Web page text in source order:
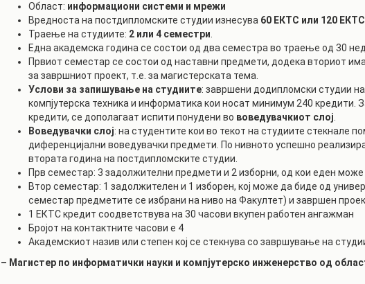
ЛАБОРАТОРИИ
ИЗВЕШТАИ ЗА
ФАКУЛТЕТОТ
ПАРТНЕРСТВА
ФИНКИ LIVE
ЦЕНТРИ
АЛУМНИ
ЧАСОВИ
КАЛЕНДАР
ОДБРАНИ
РЕШЕНИЈА
ДИПЛОМСКИ/
МАГИСТЕРСКИ
Област: информациони системи и мрежи
Вредноста на постдипломските студии изнесува 60 ЕКТС или 120
Траење на студиите: 2 или 4 семестри
Една академска година се состои од два семестра во траење од 30
Првиот семестар се состои од наставни предмети, додека вториот
за завршниот проект, т.е. за магистерската тема.
Услови за запишување на студиите: завршени додипломски студии
компјутерска техника и информатика кои носат минимум 240 кредити.
кредити, се дополагаат испити понудени во воведувачкиот слој
Воведувачки слој: на студентите кои во текот на студиите стекнале
диференцијални воведувачки предмети. По нивното успешно
втората година на постдипломските студии.
Прв семестар: 3 задолжителни предмети и 2 изборни, од кои еден може
Втор семестар: 1 задолжителен и 1 изборен, кој може да биде од
семестар предметите се избрани на ниво на Факултет) и завршен
1 ЕКТС кредит соодветствува на 30 часови вкупен работен ангажман
Бројот на контактните часови е 4
Академскиот назив или степен кој се стекнува со завршување на
– Магистер по информатички науки и компјутерско инженерство од